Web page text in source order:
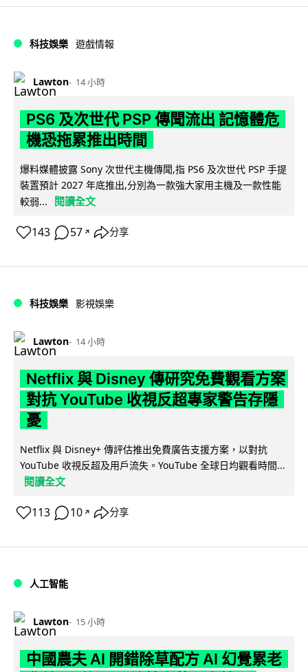
科技娛樂 遊戲情報
Lawton 14 小時
PS6 及次世代 PSP 傳聞流出 記憶體危
機恐拖累推出時間
爆料媒體披露 Sony 次世代主機傳聞,指 PS6 及次世代 PSP 手提
裝置預計 2027 年底推出,分別為一款強大家用主機及一款性能
較弱...
閱讀全文
143 57 ↗ 分享
科技娛樂 影視娛樂
Lawton 14 小時
Netflix 與 Disney 傳研究免費觀看方案
對抗 YouTube 收視反超專家警告存隱
憂
Netflix 與 Disney+ 傳評估推出免費廣告支援方案，以對抗
YouTube 收視反超及用戶流失。YouTube 全球日均觀看時間...
閱讀全文
113 10 ↗ 分享
人工智能
Lawton 15 小時
中國農夫 AI 開錯除草配方 AI 幻覺累老